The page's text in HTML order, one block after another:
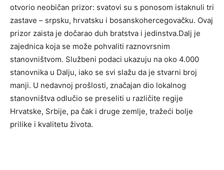
otvorio neobičan prizor: svatovi su s ponosom istaknuli tri
zastave – srpsku, hrvatsku i bosanskohercegovačku. Ovaj
prizor zaista je dočarao duh bratstva i jedinstva.Dalj je
zajednica koja se može pohvaliti raznovrsnim
stanovništvom. Službeni podaci ukazuju na oko 4.000
stanovnika u Dalju, iako se svi slažu da je stvarni broj
manji. U nedavnoj prošlosti, značajan dio lokalnog
stanovništva odlučio se preseliti u različite regije
Hrvatske, Srbije, pa čak i druge zemlje, tražeći bolje
prilike i kvalitetu života.